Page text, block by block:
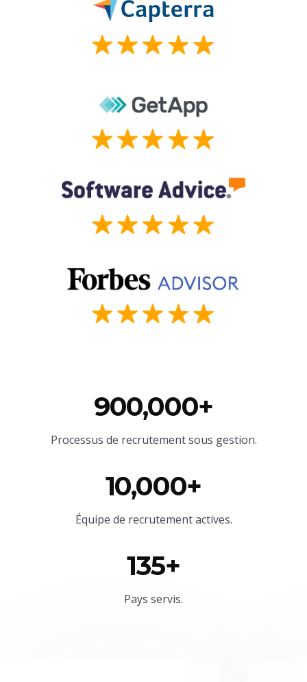
900,000+
Processus de recrutement sous gestion.
10,000+
Équipe de recrutement actives.
135+
Pays servis.